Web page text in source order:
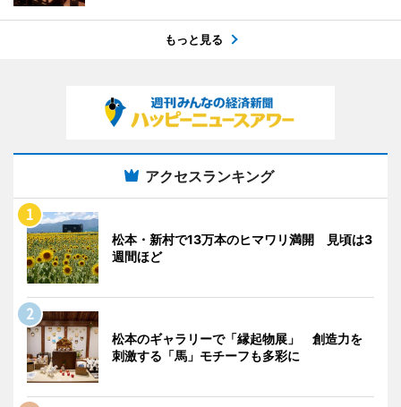
もっと見る
アクセスランキング
松本・新村で13万本のヒマワリ満開 見頃は3
週間ほど
松本のギャラリーで「縁起物展」 創造力を
刺激する「馬」モチーフも多彩に